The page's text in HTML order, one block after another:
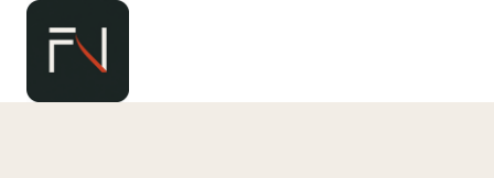
Zum
springen